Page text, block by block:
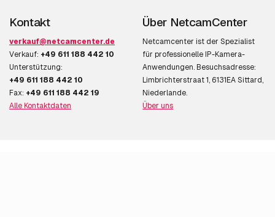
Kontakt
verkauf@netcamcenter.de
Verkauf: +49 611 188 442 10
Unterstützung:
+49 611 188 442 10
Fax: +49 611 188 442 19
Alle Kontaktdaten
Über NetcamCenter
Netcamcenter ist der Spezialist
für professionelle IP-Kamera-
Anwendungen. Besuchsadresse:
Limbrichterstraat 1, 6131EA Sittard,
Niederlande.
Über uns